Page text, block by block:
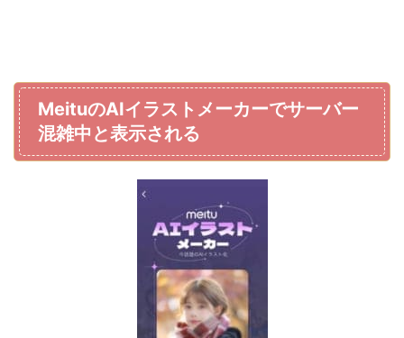
MeituのAIイラストメーカーでサーバー
混雑中と表示される